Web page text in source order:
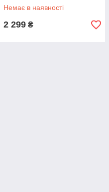
Немає в наявності
2 299 ₴